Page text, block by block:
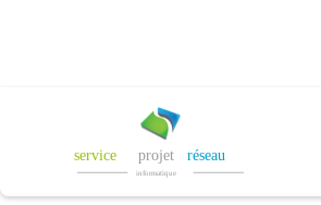
Audit d'un
Parc